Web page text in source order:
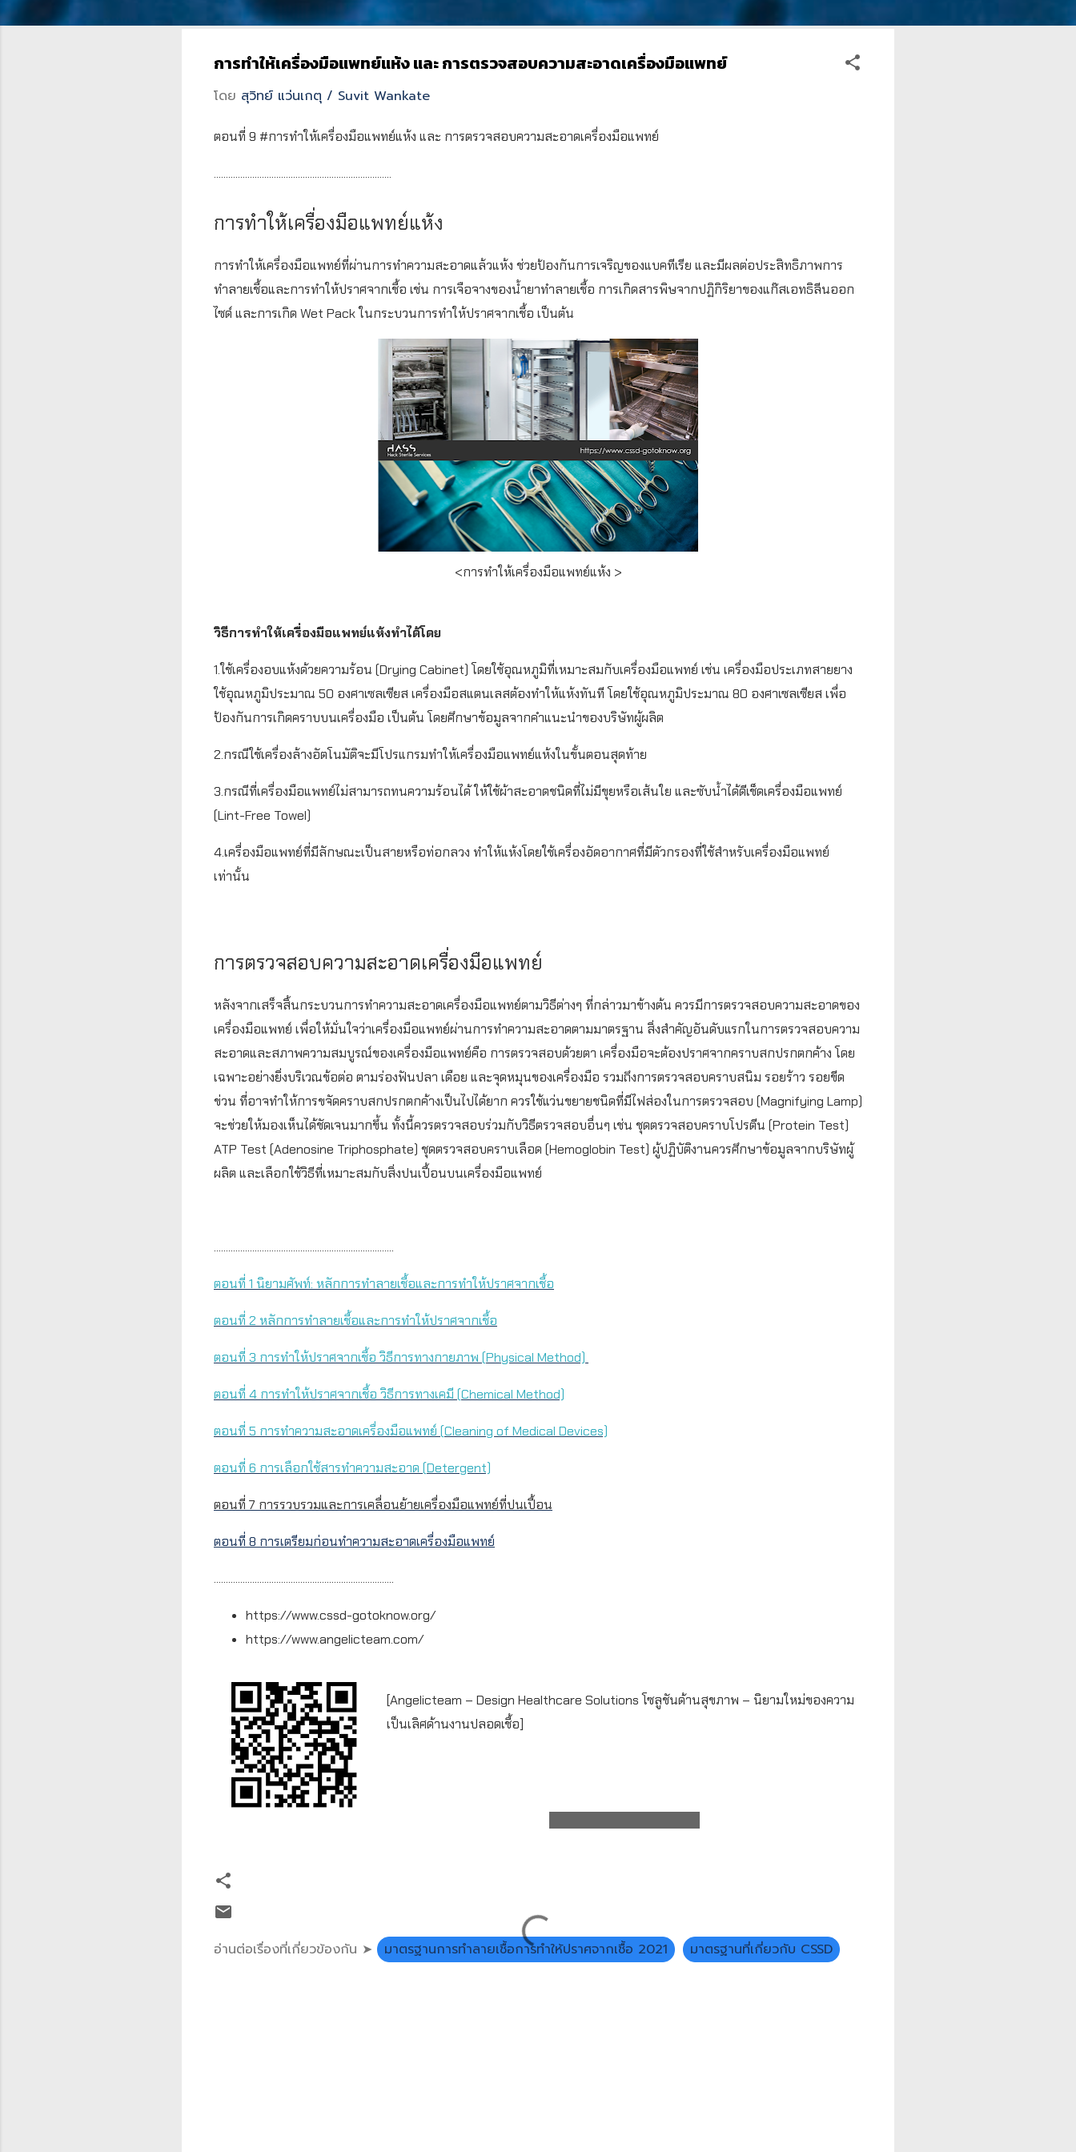
การทำให้เครื่องมือแพทย์แห้ง และ การตรวจสอบความสะอาดเครื่องมือแพทย์
โดย สุวิทย์ แว่นเกตุ / Suvit Wankate
ตอนที่ 9 #การทำให้เครื่องมือแพทย์แห้ง และ การตรวจสอบความสะอาดเครื่องมือแพทย์
..........................................................................
การทำให้เครื่องมือแพทย์แห้ง
การทำให้เครื่องมือแพทย์ที่ผ่านการทำความสะอาดแล้วแห้ง ช่วยป้องกันการเจริญของแบคทีเรีย และมีผลต่อประสิทธิภาพการ
ทำลายเชื้อและการทำให้ปราศจากเชื้อ เช่น การเจือจางของน้ำยาทำลายเชื้อ การเกิดสารพิษจากปฏิกิริยาของแก๊สเอทธิลีนออก
ไซด์ และการเกิด Wet Pack ในกระบวนการทำให้ปราศจากเชื้อ เป็นต้น
<การทำให้เครื่องมือแพทย์แห้ง >
วิธีการทำให้เครื่องมือแพทย์แห้งทำได้โดย
1.ใช้เครื่องอบแห้งด้วยความร้อน (Drying Cabinet) โดยใช้อุณหภูมิที่เหมาะสมกับเครื่องมือแพทย์ เช่น เครื่องมือประเภทสายยาง
ใช้อุณหภูมิประมาณ 50 องศาเซลเซียส เครื่องมือสแตนเลสต้องทำให้แห้งทันที โดยใช้อุณหภูมิประมาณ 80 องศาเซลเซียส เพื่อ
ป้องกันการเกิดคราบบนเครื่องมือ เป็นต้น โดยศึกษาข้อมูลจากคำแนะนำของบริษัทผู้ผลิต
2.กรณีใช้เครื่องล้างอัตโนมัติจะมีโปรแกรมทำให้เครื่องมือแพทย์แห้งในขั้นตอนสุดท้าย
3.กรณีที่เครื่องมือแพทย์ไม่สามารถทนความร้อนได้ ให้ใช้ผ้าสะอาดชนิดที่ไม่มีขุยหรือเส้นใย และซับน้ำได้ดีเช็ดเครื่องมือแพทย์
(Lint-Free Towel)
4.เครื่องมือแพทย์ที่มีลักษณะเป็นสายหรือท่อกลวง ทำให้แห้งโดยใช้เครื่องอัดอากาศที่มีตัวกรองที่ใช้สำหรับเครื่องมือแพทย์
เท่านั้น
การตรวจสอบความสะอาดเครื่องมือแพทย์
หลังจากเสร็จสิ้นกระบวนการทำความสะอาดเครื่องมือแพทย์ตามวิธีต่างๆ ที่กล่าวมาข้างต้น ควรมีการตรวจสอบความสะอาดของ
เครื่องมือแพทย์ เพื่อให้มั่นใจว่าเครื่องมือแพทย์ผ่านการทำความสะอาดตามมาตรฐาน สิ่งสำคัญอันดับแรกในการตรวจสอบความ
สะอาดและสภาพความสมบูรณ์ของเครื่องมือแพทย์คือ การตรวจสอบด้วยตา เครื่องมือจะต้องปราศจากคราบสกปรกตกค้าง โดย
เฉพาะอย่างยิ่งบริเวณข้อต่อ ตามร่องฟันปลา เดือย และจุดหมุนของเครื่องมือ รวมถึงการตรวจสอบคราบสนิม รอยร้าว รอยขีด
ข่วน ที่อาจทำให้การขจัดคราบสกปรกตกค้างเป็นไปได้ยาก ควรใช้แว่นขยายชนิดที่มีไฟส่องในการตรวจสอบ (Magnifying Lamp)
จะช่วยให้มองเห็นได้ชัดเจนมากขึ้น ทั้งนี้ควรตรวจสอบร่วมกับวิธีตรวจสอบอื่นๆ เช่น ชุดตรวจสอบคราบโปรตีน (Protein Test)
ATP Test (Adenosine Triphosphate) ชุดตรวจสอบคราบเลือด (Hemoglobin Test) ผู้ปฏิบัติงานควรศึกษาข้อมูลจากบริษัทผู้
ผลิต และเลือกใช้วิธีที่เหมาะสมกับสิ่งปนเปื้อนบนเครื่องมือแพทย์
...........................................................................
ตอนที่ 1 นิยามศัพท์: หลักการทำลายเชื้อและการทำให้ปราศจากเชื้อ
ตอนที่ 2 หลักการทำลายเชื้อและการทำให้ปราศจากเชื้อ
ตอนที่ 3 การทำให้ปราศจากเชื้อ วิธีการทางกายภาพ (Physical Method)
ตอนที่ 4 การทำให้ปราศจากเชื้อ วิธีการทางเคมี (Chemical Method)
ตอนที่ 5 การทำความสะอาดเครื่องมือแพทย์ (Cleaning of Medical Devices)
ตอนที่ 6 การเลือกใช้สารทำความสะอาด (Detergent)
ตอนที่ 7 การรวบรวมและการเคลื่อนย้ายเครื่องมือแพทย์ที่ปนเปื้อน
ตอนที่ 8 การเตรียมก่อนทำความสะอาดเครื่องมือแพทย์
...........................................................................
https://www.cssd-gotoknow.org/
https://www.angelicteam.com/
[Angelicteam – Design Healthcare Solutions โซลูชันด้านสุขภาพ – นิยามใหม่ของความ
เป็นเลิศด้านงานปลอดเชื้อ]
อ่านต่อเรื่องที่เกี่ยวข้องกัน ➤ มาตรฐานการทำลายเชื้อการทำให้ปราศจากเชื้อ 2021 มาตรฐานที่เกี่ยวกับ CSSD